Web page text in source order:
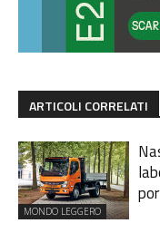
ARTICOLI CORRELATI
MONDO LEGGERO